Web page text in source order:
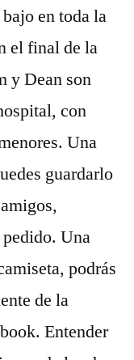
en toda la
el final de la
y Dean son
con
Una
guardarlo
Una
podrás
de la
Entender